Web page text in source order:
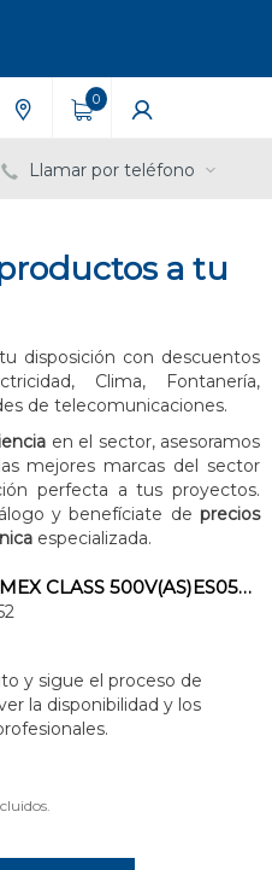
0
Llamar por teléfono
a tu
disposición con descuentos
Clima, Fontanería,
de telecomunicaciones.
en el sector, asesoramos
mejores marcas del sector
perfecta a tus proyectos.
y benefíciate de precios
especializada.
CABLE AFUMEX CLASS 500V(AS)ES05Z1-K TYPE 2(AS)1x0,75 GR(SE SUMINISTRA CJ.200m)
y sigue el proceso de
la disponibilidad y los